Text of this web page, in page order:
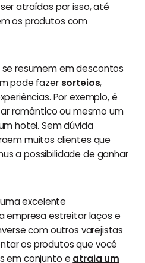
atraídas por isso, até
os produtos com
resumem em descontos
pode fazer sorteios,
Por exemplo, é
romântico ou mesmo um
hotel. Sem dúvida
muitos clientes que
a possibilidade de ganhar
excelente
empresa estreitar laços e
com outros varejistas
os produtos que você
em conjunto e atraia um